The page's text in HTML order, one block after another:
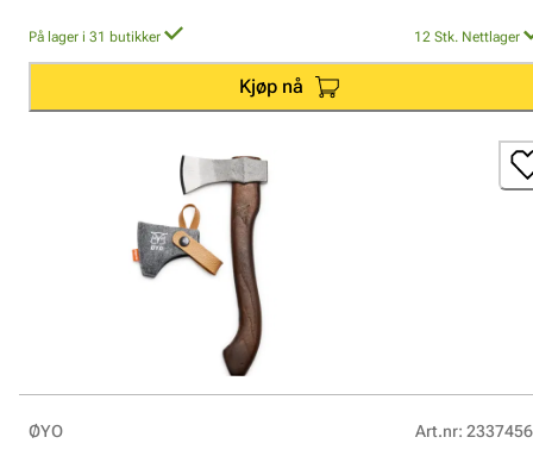
På lager i 31 butikker 12 Stk. Nettlager
Kjøp nå
ØYO Art.nr: